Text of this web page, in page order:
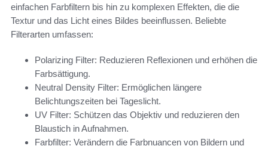
einfachen Farbfiltern bis hin zu komplexen Effekten, die die
Textur und das Licht eines Bildes beeinflussen. Beliebte
Filterarten umfassen:
Polarizing Filter: Reduzieren Reflexionen und erhöhen die
Farbsättigung.
Neutral Density Filter: Ermöglichen längere
Belichtungszeiten bei Tageslicht.
UV Filter: Schützen das Objektiv und reduzieren den
Blaustich in Aufnahmen.
Farbfilter: Verändern die Farbnuancen von Bildern und